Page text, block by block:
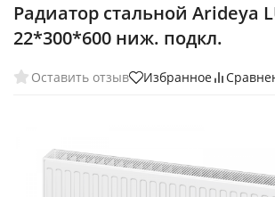
Радиатор стальной Arideya
22*300*600 ниж. подкл.
Оставить отзыв Избранное